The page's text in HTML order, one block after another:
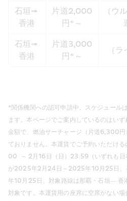
石垣➟
香港
片道2,000
円*～
（ウ
石垣➟
香港
片道3,000
円*～
（
*関係機関への認可申請中。スケジュール
ます。本ページでご案内しているのはい
金額で、燃油サーチャージ（片道6,300円
ておりません。本運賃でご予約いただけ
00  ～ 2月16日（日）23:59（いずれも日
が2025年2月24日～2025年10月25日
年10月25日、対象路線は那覇・石垣― 香
対象です。本運賃用の座席に空席がない